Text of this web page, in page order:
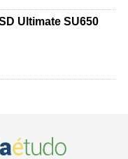
Ultimate SU650